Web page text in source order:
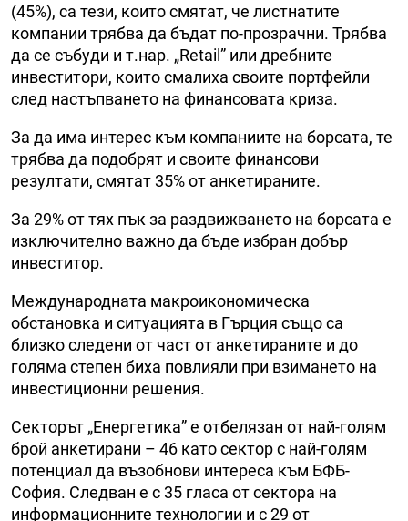
(45%), са тези, които смятат, че листнатите
компании трябва да бъдат по-прозрачни. Трябва
да се събуди и т.нар. „Retail” или дребните
инвеститори, които смалиха своите портфейли
след настъпването на финансовата криза.
За да има интерес към компаниите на борсата, те
трябва да подобрят и своите финансови
резултати, смятат 35% от анкетираните.
За 29% от тях пък за раздвижването на борсата е
изключително важно да бъде избран добър
инвеститор.
Международната макроикономическа
обстановка и ситуацията в Гърция също са
близко следени от част от анкетираните и до
голяма степен биха повлияли при взимането на
инвестиционни решения.
Секторът „Енергетика” е отбелязан от най-голям
брой анкетирани – 46 като сектор с най-голям
потенциал да възобнови интереса към БФБ-
София. Следван е с 35 гласа от сектора на
информационните технологии и с 29 от